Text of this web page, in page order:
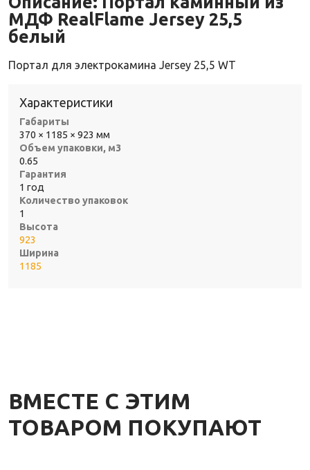
МДФ RealFlame Jersey 25,5
белый
Портал для электрокамина Jersey 25,5 WT
Характеристики
Габариты
370 × 1185 × 923 мм
Объем упаковки, м3
0.65
Гарантия
1 год
Количество упаковок
1
Высота
923
Ширина
1185
ВМЕСТЕ С ЭТИМ
ТОВАРОМ ПОКУПАЮТ